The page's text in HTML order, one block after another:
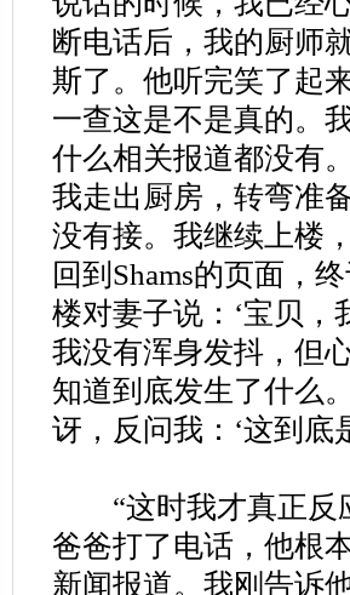
断电话后，我的厨师
斯了。他听完笑了起
一查这是不是真的。
什么相关报道都没有
我走出厨房，转弯准
没有接。我继续上楼
回到Shams的页面，
楼对妻子说：‘宝贝，
我没有浑身发抖，但
知道到底发生了什么
讶，反问我：‘这到底
“这时我才真正反
爸爸打了电话，他根
新闻报道。我刚告诉